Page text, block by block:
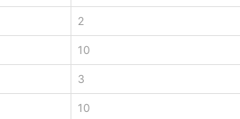
2
10
3
10